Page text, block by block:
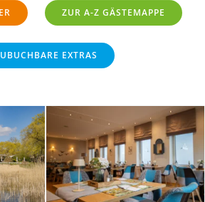
ZUR A-Z GÄSTEMAPPE
EXTRAS